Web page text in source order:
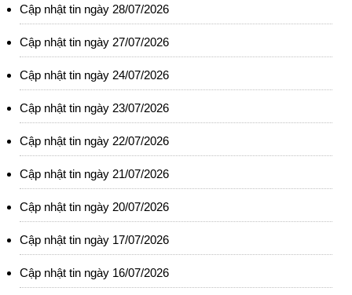
Cập nhật tin ngày 28/07/2026
Cập nhật tin ngày 27/07/2026
Cập nhật tin ngày 24/07/2026
Cập nhật tin ngày 23/07/2026
Cập nhật tin ngày 22/07/2026
Cập nhật tin ngày 21/07/2026
Cập nhật tin ngày 20/07/2026
Cập nhật tin ngày 17/07/2026
Cập nhật tin ngày 16/07/2026